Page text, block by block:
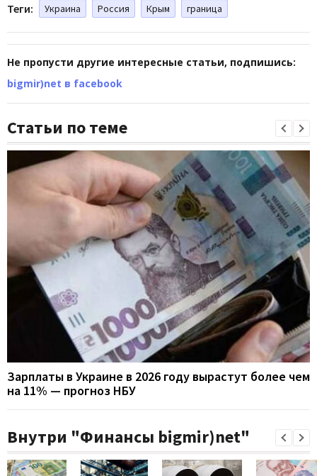
Теги: Украина Россия Крым граница
Не пропусти другие интересные статьи, подпишись:
bigmir)net в facebook
Статьи по теме
Зарплаты в Украине в 2026 году вырастут более чем
на 11% — прогноз НБУ
Внутри "Финансы bigmir)net"